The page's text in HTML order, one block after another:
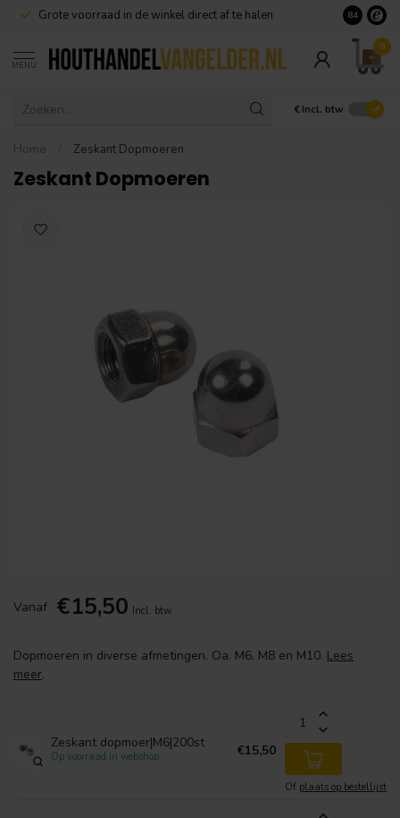
Grote voorraad in de winkel direct af te halen 8.4
MENU
0
€ Incl. btw
Home Zeskant Dopmoeren
Zeskant Dopmoeren
Vanaf €15,50 Incl. btw
Dopmoeren in diverse afmetingen. Oa. M6, M8 en M10. Lees
meer.
Zeskant dopmoer|M6|200st
Op voorraad in webshop €15,50
Of plaats op bestellijst